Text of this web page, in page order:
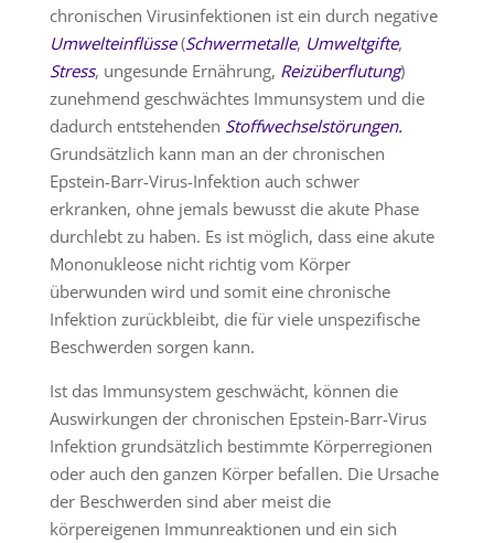
chronischen Virusinfektionen ist ein durch negative
Umwelteinflüsse(Schwermetalle, Umweltgifte,
Stress, ungesunde Ernährung, Reizüberflutung)
zunehmend geschwächtes Immunsystem und die
dadurch entstehenden Stoffwechselstörungen.
Grundsätzlich kann man an der chronischen
Epstein-Barr-Virus-Infektion auch schwer
erkranken, ohne jemals bewusst die akute Phase
durchlebt zu haben. Es ist möglich, dass eine akute
Mononukleose nicht richtig vom Körper
überwunden wird und somit eine chronische
Infektion zurückbleibt, die für viele unspezifische
Beschwerden sorgen kann.
Ist das Immunsystem geschwächt, können die
Auswirkungen der chronischen Epstein-Barr-Virus
Infektion grundsätzlich bestimmte Körperregionen
oder auch den ganzen Körper befallen. Die Ursache
der Beschwerden sind aber meist die
körpereigenen Immunreaktionen und ein sich